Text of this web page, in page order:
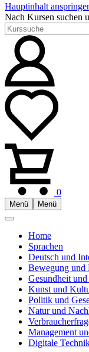
Hauptinhalt
Nach Kursen suchen
0
Menü Menü
Home
Sprachen
Deutsch und
Bewegung und
Gesundheit
Kunst und
Politik und
Natur und
Management
Digitale